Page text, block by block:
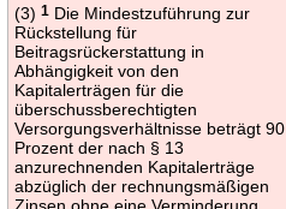
(3)1 Die Mindestzuführung zur
Rückstellung für
Beitragsrückerstattung in
Abhängigkeit von den
Kapitalerträgen für die
überschussberechtigten
Versorgungsverhältnisse beträgt 90
Prozent der nach § 13
anzurechnenden Kapitalerträge
abzüglich der rechnungsmäßigen
Zinsen ohne eine Verminderung